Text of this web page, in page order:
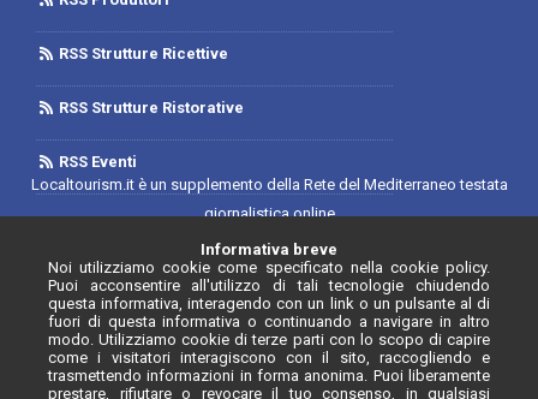
RSS Strutture Ricettive
RSS Strutture Ristorative
RSS Eventi
Localtourism.it è un supplemento della Rete del Mediterraneo testata
giornalistica online
Trib. di Foggia n.1893/2019 - Reg. 2/2019- Rete del Mediterraneo
Contratto di Rete Editore
Direttore Responsabile: Luca D'Andrea
Iscrizione Registro degli Operatori di Comunicazione N. 34646 con
provvedimento n. 55 del 20/07/2020
Informativa breve
Noi utilizziamo cookie come specificato nella cookie policy.
Puoi acconsentire all'utilizzo di tali tecnologie chiudendo
questa informativa, interagendo con un link o un pulsante al di
fuori di questa informativa o continuando a navigare in altro
modo. Utilizziamo cookie di terze parti con lo scopo di capire
come i visitatori interagiscono con il sito, raccogliendo e
trasmettendo informazioni in forma anonima. Puoi liberamente
prestare, rifiutare o revocare il tuo consenso, in qualsiasi